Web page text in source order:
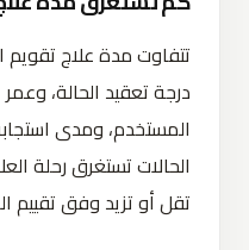
تتفاوت مدة علاج
درجة تعقيد الحالة،
المستخدم، ومدى
تقل أو تزيد وفق تقييم